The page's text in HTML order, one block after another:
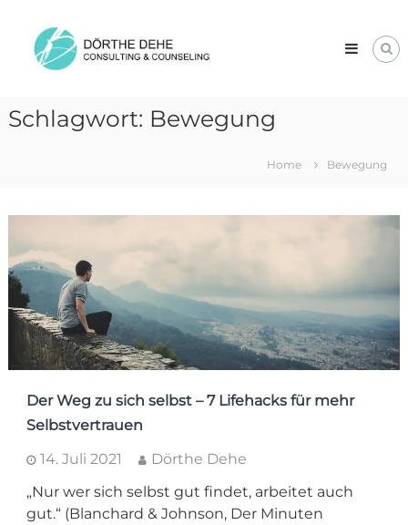
content
Dehe
Consulting
Schlagwort: Bewegung
Home Bewegung
Der Weg zu sich selbst – 7 Lifehacks für mehr
Selbstvertrauen
14. Juli 2021
Dörthe Dehe
„Nur wer sich selbst gut findet, arbeitet auch
gut.“ (Blanchard & Johnson, Der Minuten